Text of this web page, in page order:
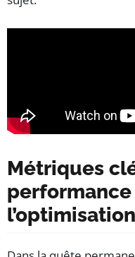
Métriques